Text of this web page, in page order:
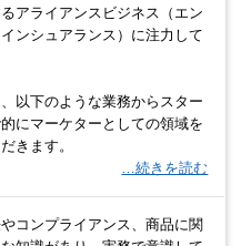
アライアンスビジネス（エン
ンシュアランス）に注力して
以下のような業務からスター
的にマーケターとしての領域を
きます。
…続きを読む
やコンプライアンス、商品に関